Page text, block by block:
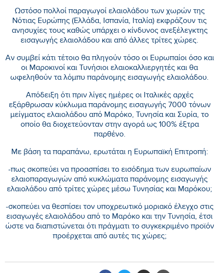
Ωστόσο πολλοί παραγωγοί ελαιολάδου των χωρών της
Νότιας Ευρώπης (Ελλάδα, Ισπανία, Ιταλία) εκφράζουν τις
ανησυχίες τους καθώς υπάρχει ο κίνδυνος ανεξέλεγκτης
εισαγωγής ελαιολάδου και από άλλες τρίτες χώρες.
Αν συμβεί κάτι τέτοιο θα πληγούν τόσο οι Ευρωπαίοι όσο και
οι Μαροκινοί και Τυνήσιοι ελαιοκαλλιεργητές και θα
ωφεληθούν τα λόμπυ παράνομης εισαγωγής ελαιολάδου.
Απόδειξη ότι πριν λίγες ημέρες οι Ιταλικές αρχές
εξάρθρωσαν κύκλωμα παράνομης εισαγωγής 7000 τόνων
μείγματος ελαιολάδου από Μαρόκο, Τυνησία και Συρία, το
οποίο θα διοχετεύονταν στην αγορά ως 100% έξτρα
παρθένο.
Με βάση τα παραπάνω, ερωτάται η Ευρωπαϊκή Επιτροπή:
-πως σκοπεύει να προασπίσει το εισόδημα των ευρωπαίων
ελαιοπαραγωγών από κυκλώματα παράνομης εισαγωγής
ελαιολάδου από τρίτες χώρες μέσω Τυνησίας και Μαρόκου;
-σκοπεύει να θεσπίσει τον υποχρεωτικό μοριακό έλεγχο στις
εισαγωγές ελαιολάδου από το Μαρόκο και την Τυνησία, έτσι
ώστε να διαπιστώνεται ότι πράγματι το συγκεκριμένο προϊόν
προέρχεται από αυτές τις χώρες;